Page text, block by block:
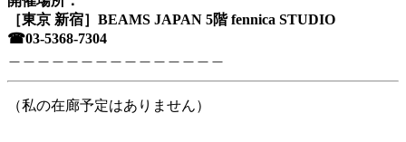
［東京 新宿］BEAMS JAPAN 5階 fennica STUDIO
☎︎03-5368-7304
（私の在廊予定はありません）